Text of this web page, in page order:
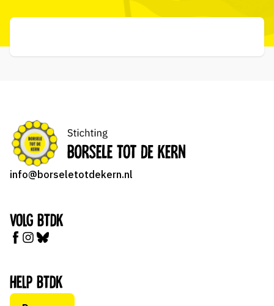
info@borseletotdekern.nl
Volg BTDK
Help BTDK